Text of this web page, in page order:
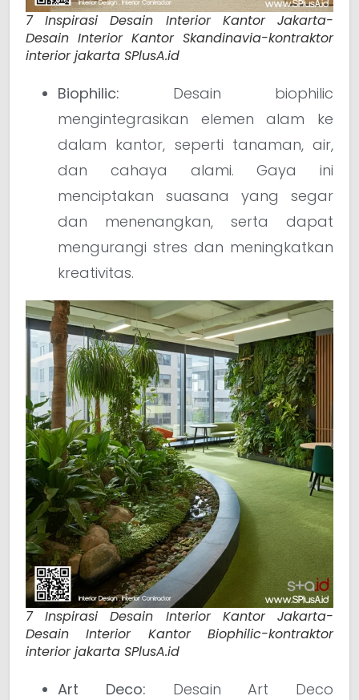
7 Inspirasi Desain Interior Kantor Jakarta-
Desain Interior Kantor Skandinavia-kontraktor
interior jakarta SPlusA.id
Biophilic: Desain biophilic
mengintegrasikan elemen alam ke
dalam kantor, seperti tanaman, air,
dan cahaya alami. Gaya ini
menciptakan suasana yang segar
dan menenangkan, serta dapat
mengurangi stres dan meningkatkan
kreativitas.
7 Inspirasi Desain Interior Kantor Jakarta-
Desain Interior Kantor Biophilic-kontraktor
interior jakarta SPlusA.id
Art Deco: Desain Art Deco